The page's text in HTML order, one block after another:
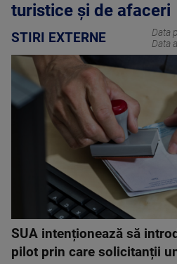
turistice și de afaceri
STIRI EXTERNE Data
Data
SUA intenționează să
pilot prin care solicitanții